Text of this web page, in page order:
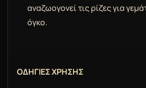
αναζωογονεί τις ρίζες για
όγκο.
ΟΔΗΓΙΕΣ ΧΡΗΣΗΣ